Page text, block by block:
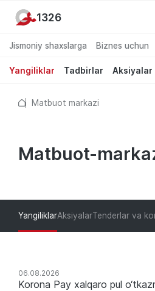
Jismoniy shaxslarga Biznes uchun
Yangiliklar Tadbirlar Aksiyalar
1326
Matbuot markazi
Matbuot-
YangiliklarAksiyalarTenderlar va
Yangiliklar
06.08.2026
Korona Pay xalqaro pul